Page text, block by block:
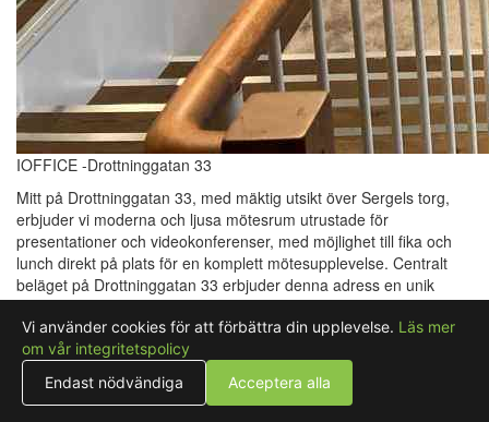
IOFFICE -Drottninggatan 33
Mitt på Drottninggatan 33, med mäktig utsikt över Sergels torg,
erbjuder vi moderna och ljusa mötesrum utrustade för
presentationer och videokonferenser, med möjlighet till fika och
lunch direkt på plats för en komplett mötesupplevelse. Centralt
beläget på Drottninggatan 33 erbjuder denna adress en unik
mötes- och konferensmiljö med mäktig utsikt över Sergels torg
och Stockholms pulserande innerstad. Den pampiga entrén ger
ett exklusivt första intryck och skapar en inspirerande miljö för
både gäster och deltagare. Lokalerna är ljusa och moderna,
lämpliga för allt från mindre möten till större konferenser.
Vi använder cookies för att förbättra din upplevelse. Läs mer
om vår integritetspolicy
Endast nödvändiga
Acceptera alla